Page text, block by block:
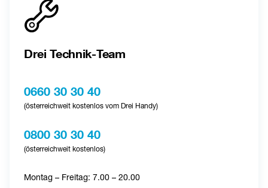
Drei Technik-Team
0660 30 30 40
(österreichweit kostenlos vom Drei Handy)
0800 30 30 40
(österreichweit kostenlos)
Montag – Freitag: 7.00 – 20.00